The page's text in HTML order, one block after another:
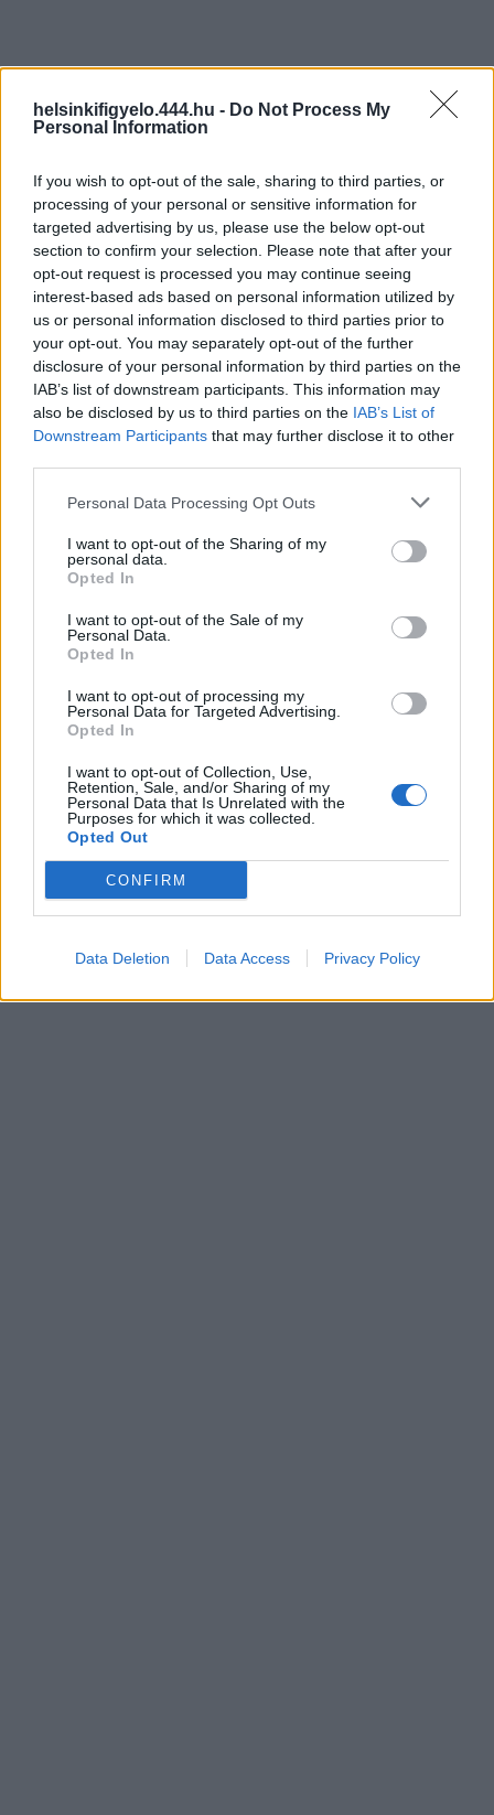
helsinkifigyelo.444.hu - Do Not Process My
Personal Information
If you wish to opt-out of the sale, sharing to third parties, or
processing of your personal or sensitive information for
targeted advertising by us, please use the below opt-out
section to confirm your selection. Please note that after your
opt-out request is processed you may continue seeing
interest-based ads based on personal information utilized by
us or personal information disclosed to third parties prior to
your opt-out. You may separately opt-out of the further
disclosure of your personal information by third parties on the
IAB’s list of downstream participants. This information may
also be disclosed by us to third parties on the IAB’s List of
Downstream Participants that may further disclose it to other
Personal Data Processing Opt Outs
I want to opt-out of the Sharing of my
personal data.
Opted In
I want to opt-out of the Sale of my
Personal Data.
Opted In
I want to opt-out of processing my
Personal Data for Targeted Advertising.
Opted In
I want to opt-out of Collection, Use,
Retention, Sale, and/or Sharing of my
Personal Data that Is Unrelated with the
Purposes for which it was collected.
Opted Out
CONFIRM
Data Deletion Data Access Privacy Policy